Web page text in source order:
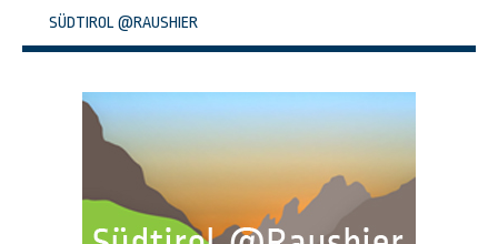
SÜDTIROL @RAUSHIER